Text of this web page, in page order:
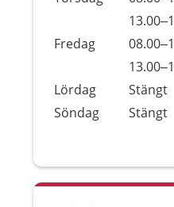
Fredag
Lördag
Stängt
Söndag
Stängt